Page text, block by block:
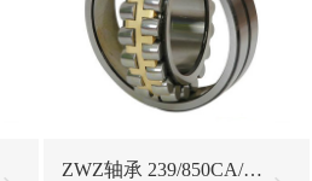
ZWZ轴承 239/850CA/W33